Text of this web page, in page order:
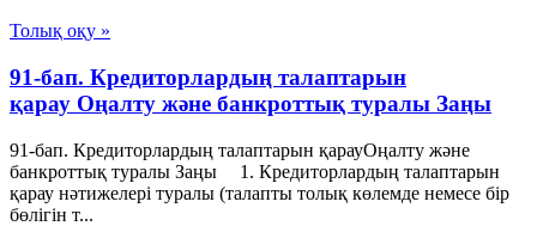
Толық оқу »
91-бап. Кредиторлардың талаптарын
қарау Оңалту және банкроттық туралы Заңы
91-бап. Кредиторлардың талаптарын қарауОңалту және
банкроттық туралы Заңы 1. Кредиторлардың талаптарын
қарау нәтижелері туралы (талапты толық көлемде немесе бір
бөлігін т...